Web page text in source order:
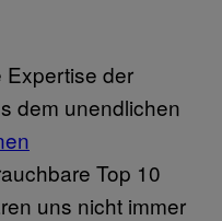
Expertise der
dem unendlichen
Top 10
uns nicht immer